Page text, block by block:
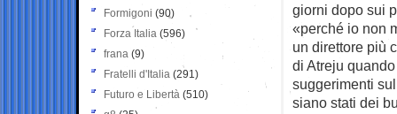
giorni dopo sui
«perché io non
un direttore più
di Atreju
suggerimenti
siano stati dei
Formigoni (90)
Forza Italia (596)
frana (9)
Fratelli d'Italia (291)
Futuro e Libertà (510)